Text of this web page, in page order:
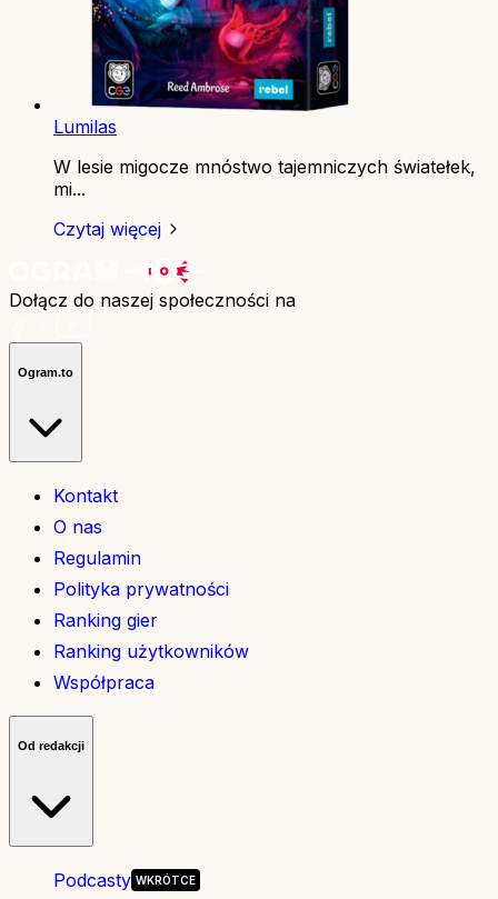
Lumilas
W lesie migocze mnóstwo tajemniczych światełek,
mi...
Czytaj więcej
Dołącz do naszej społeczności na
Ogram.to
Kontakt
O nas
Regulamin
Polityka prywatności
Ranking gier
Ranking użytkowników
Współpraca
Od redakcji
Podcasty